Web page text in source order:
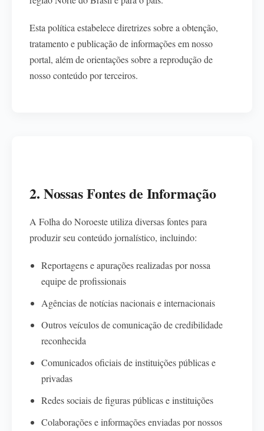
Esta política estabelece diretrizes sobre a obtenção,
tratamento e publicação de informações em nosso
portal, além de orientações sobre a reprodução de
nosso conteúdo por terceiros.
2. Nossas Fontes de Informação
A Folha do Noroeste utiliza diversas fontes para
produzir seu conteúdo jornalístico, incluindo:
Reportagens e apurações realizadas por nossa
equipe de profissionais
Agências de notícias nacionais e internacionais
Outros veículos de comunicação de credibilidade
reconhecida
Comunicados oficiais de instituições públicas e
privadas
Redes sociais de figuras públicas e instituições
Colaborações e informações enviadas por nossos